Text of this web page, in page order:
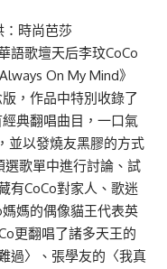
時尚芭莎
語歌壇天后李玟CoCo
On My Mind》
，作品中特別收錄了
典翻唱曲目，一口氣
並以發燒友黑膠的方式
選歌單中進行討論、試
有CoCo對家人、歌迷
媽的偶像貓王代表英
更翻唱了諸多天王的
過〉、張學友的〈我真